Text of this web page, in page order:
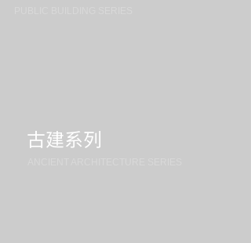
古建系列